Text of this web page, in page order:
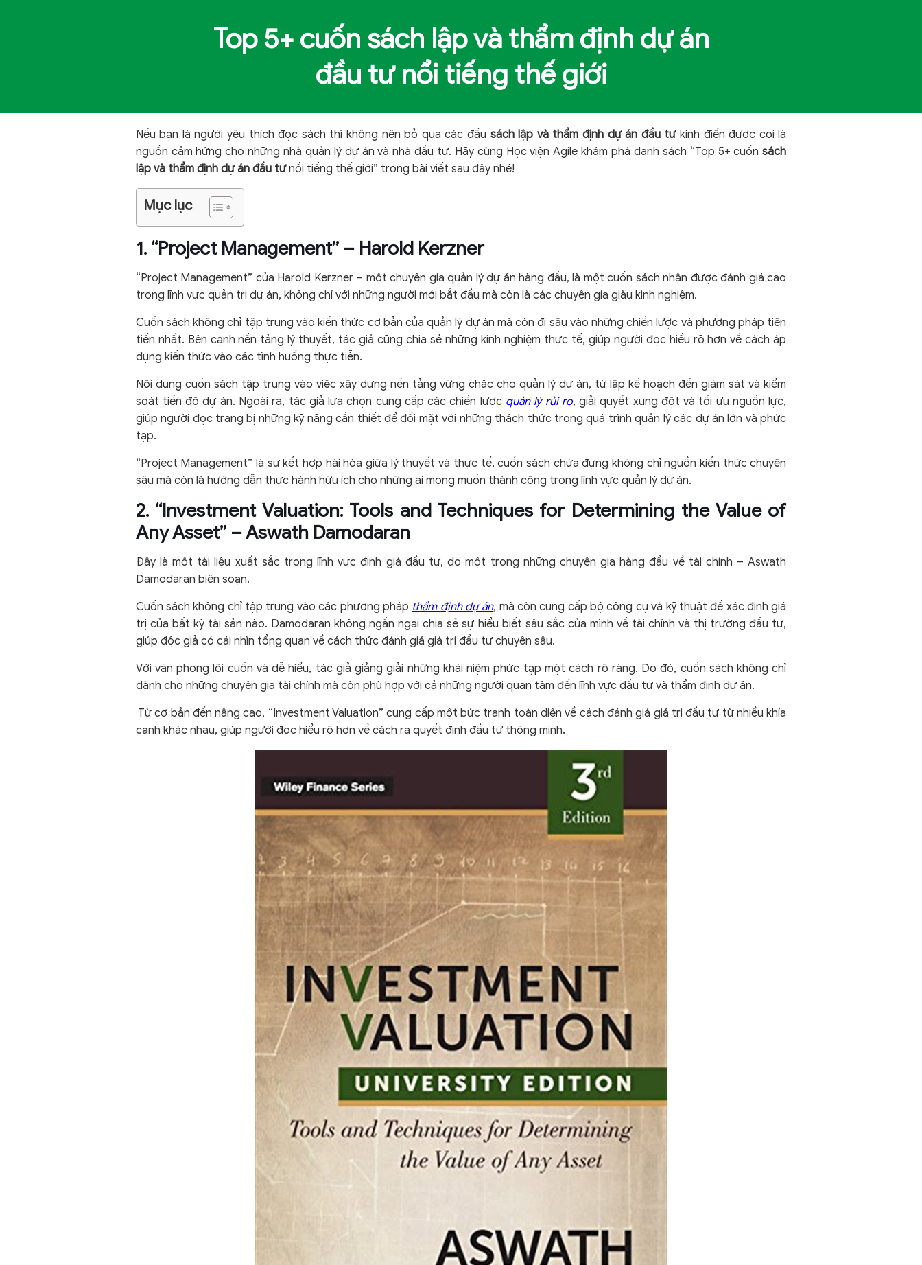
Top 5+ cuốn sách lập và thẩm định dự án
đầu tư nổi tiếng thế giới
Nếu bạn là người yêu thích đọc sách thì không nên bỏ qua các đầu sách lập và thẩm định dự án đầu tưkinh điển được coi là
nguồn cảm hứng cho những nhà quản lý dự án và nhà đầu tư. Hãy cùng Học viện Agile khám phá danh sách “Top 5+ cuốn sách
lập và thẩm định dự án đầu tưnổi tiếng thế giới” trong bài viết sau đây nhé!
Mục lục
1. “Project Management” – Harold Kerzner
“Project Management” của Harold Kerzner – một chuyên gia quản lý dự án hàng đầu, là một cuốn sách nhận được đánh giá cao
trong lĩnh vực quản trị dự án, không chỉ với những người mới bắt đầu mà còn là các chuyên gia giàu kinh nghiệm.
Cuốn sách không chỉ tập trung vào kiến thức cơ bản của quản lý dự án mà còn đi sâu vào những chiến lược và phương pháp tiên
tiến nhất. Bên cạnh nền tảng lý thuyết, tác giả cũng chia sẻ những kinh nghiệm thực tế, giúp người đọc hiểu rõ hơn về cách áp
dụng kiến thức vào các tình huống thực tiễn.
Nội dung cuốn sách tập trung vào việc xây dựng nền tảng vững chắc cho quản lý dự án, từ lập kế hoạch đến giám sát và kiểm
soát tiến độ dự án. Ngoài ra, tác giả lựa chọn cung cấp các chiến lược quản lý rủi ro, giải quyết xung đột và tối ưu nguồn lực,
giúp người đọc trang bị những kỹ năng cần thiết để đối mặt với những thách thức trong quá trình quản lý các dự án lớn và phức
tạp.
“Project Management” là sự kết hợp hài hòa giữa lý thuyết và thực tế, cuốn sách chứa đựng không chỉ nguồn kiến thức chuyên
sâu mà còn là hướng dẫn thực hành hữu ích cho những ai mong muốn thành công trong lĩnh vực quản lý dự án.
2. “Investment Valuation: Tools and Techniques for Determining the Value of
Any Asset” – Aswath Damodaran
Đây là một tài liệu xuất sắc trong lĩnh vực định giá đầu tư, do một trong những chuyên gia hàng đầu về tài chính – Aswath
Damodaran biên soạn.
Cuốn sách không chỉ tập trung vào các phương pháp thẩm định dự án, mà còn cung cấp bộ công cụ và kỹ thuật để xác định giá
trị của bất kỳ tài sản nào. Damodaran không ngần ngại chia sẻ sự hiểu biết sâu sắc của mình về tài chính và thị trường đầu tư,
giúp độc giả có cái nhìn tổng quan về cách thức đánh giá giá trị đầu tư chuyên sâu.
Với văn phong lôi cuốn và dễ hiểu, tác giả giảng giải những khái niệm phức tạp một cách rõ ràng. Do đó, cuốn sách không chỉ
dành cho những chuyên gia tài chính mà còn phù hợp với cả những người quan tâm đến lĩnh vực đầu tư và thẩm định dự án.
Từ cơ bản đến nâng cao, “Investment Valuation” cung cấp một bức tranh toàn diện về cách đánh giá giá trị đầu tư từ nhiều khía
cạnh khác nhau, giúp người đọc hiểu rõ hơn về cách ra quyết định đầu tư thông minh.